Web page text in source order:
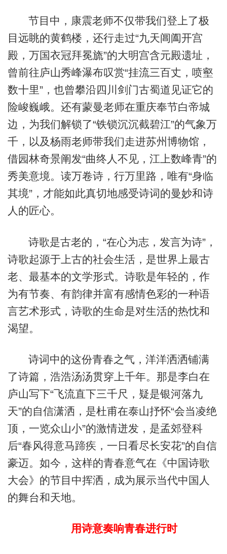
节目中，康震老师不仅带我们登上了极
目远眺的黄鹤楼，还行走过“九天阊阖开宫
殿，万国衣冠拜冕旒”的大明宫含元殿遗址，
曾前往庐山秀峰瀑布叹赏“挂流三百丈，喷壑
数十里”，也曾攀沿四川剑门古蜀道见证它的
险峻巍峨。还有蒙曼老师在重庆奉节白帝城
边，为我们解锁了“铁锁沉沉截碧江”的气象万
千，以及杨雨老师带我们走进苏州博物馆，
借园林奇景阐发“曲终人不见，江上数峰青”的
秀美意境。读万卷诗，行万里路，唯有“身临
其境”，才能如此真切地感受诗词的曼妙和诗
人的匠心。
诗歌是古老的，“在心为志，发言为诗”，
诗歌起源于上古的社会生活，是世界上最古
老、最基本的文学形式。诗歌是年轻的，作
为有节奏、有韵律并富有感情色彩的一种语
言艺术形式，诗歌的生命是对生活的热忱和
渴望。
诗词中的这份青春之气，洋洋洒洒铺满
了诗篇，浩浩汤汤贯穿上千年。那是李白在
庐山写下“飞流直下三千尺，疑是银河落九
天”的自信潇洒，是杜甫在泰山抒怀“会当凌绝
顶，一览众山小”的激情迸发，是孟郊登科
后“春风得意马蹄疾，一日看尽长安花”的自信
豪迈。如今，这样的青春意气在《中国诗歌
大会》的节目中挥洒，成为展示当代中国人
的舞台和天地。
用诗意奏响青春进行时